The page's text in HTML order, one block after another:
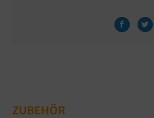
ZUBEHÖR